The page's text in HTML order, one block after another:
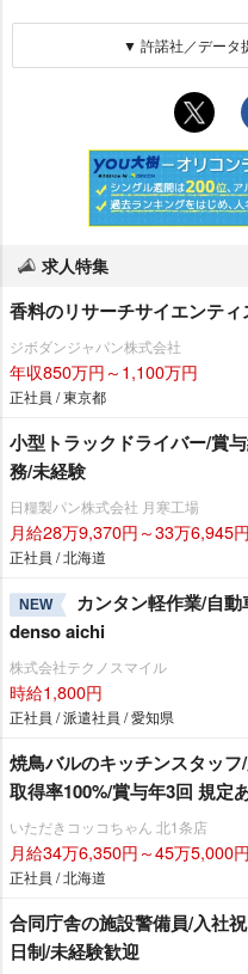
▼ 許諾社／データ
求人特集
香料のリサーチサイエンテ
ジボダンジャパン株式会社
年収850万円～1,100万円
正社員 / 東京都
小型トラックドライバー/賞
務/未経験
日糧製パン株式会社 月寒工場
月給28万9,370円～33万6,945円
正社員 / 北海道
NEW
カンタン軽作業/自
denso aichi
株式会社テクノスマイル
時給1,800円
正社員 / 派遣社員 / 愛知県
焼鳥バルのキッチンスタッ
取得率100%/賞与年3回 規定
いただきコッコちゃん 北1条店
月給34万6,350円～45万5,000円
正社員 / 北海道
合同庁舎の施設警備員/入社
日制/未経験歓迎